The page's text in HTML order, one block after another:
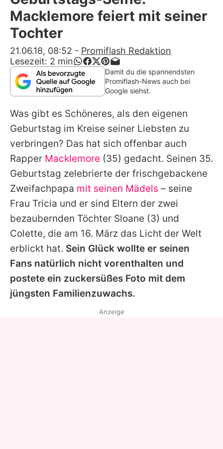
Alle Themen auf Promiflash
App runterladen
Team
Redaktionelle Richtlinien
Impressum
Datenschutzerklärung
Nutzungsbedingungen
Utiq verwalten
Macklemore feiert mit seiner
Tochter
21.06.18, 08:52 - Promiflash Redaktion
Lesezeit: 2 min
Damit du die spannendsten
Promiflash-News auch bei
Google siehst.
Was gibt es Schöneres, als den eigenen
Geburtstag im Kreise seiner Liebsten zu
verbringen? Das hat sich offenbar auch
Rapper Macklemore (35) gedacht. Seinen 35.
Geburtstag zelebrierte der frischgebackene
Zweifachpapa mit seinen Mädels – seine
Frau Tricia und er sind Eltern der zwei
bezaubernden Töchter Sloane (3) und
Colette, die am 16. März das Licht der Welt
erblickt hat. Sein Glück wollte er seinen
Fans natürlich nicht vorenthalten und
postete ein zuckersüßes Foto mit dem
jüngsten Familienzuwachs.
Anzeige